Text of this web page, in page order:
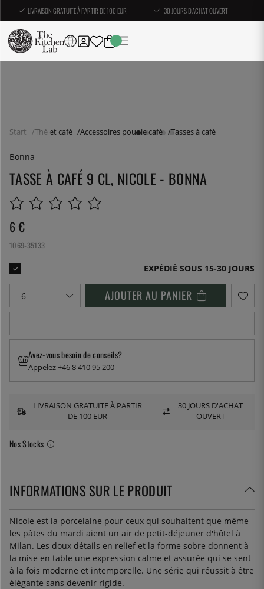
LIVRAISON GRATUITE À PARTIR DE 100 EUR 30 JOURS D'ACHAT OUVERT
Start Thé et café Accessoires pour le café Tasses à café
Bonna
TASSE À CAFÉ 9 CL, NICOLE - BONNA
6 €
1069-35133
EXPÉDIÉ SOUS 15-30 JOURS
AJOUTER AU PANIER
Nos Stocks
Avez-vous besoin de conseils?
Appelez +46 8 410 95 200
LIVRAISON GRATUITE À PARTIR
DE 100 EUR
30 JOURS D'ACHAT
OUVERT
INFORMATIONS SUR LE PRODUIT
Nicole est la porcelaine pour ceux qui souhaitent que même
les pâtes du mardi aient un air de petit-déjeuner d'hôtel à
Milan. Les doux détails en relief et la forme sobre donnent à
la mise en table une expression calme et assurée qui se sent
à la fois moderne et intemporelle. Une série qui réussit à être
élégante sans devenir rigide.